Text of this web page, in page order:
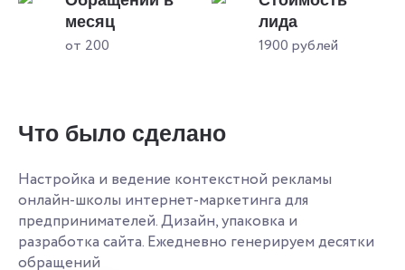
месяц
от 200
лида
1900 рублей
Что было сделано
Настройка и ведение контекстной рекламы
онлайн-школы интернет-маркетинга для
предпринимателей. Дизайн, упаковка и
разработка сайта. Ежедневно генерируем десятки
обращений